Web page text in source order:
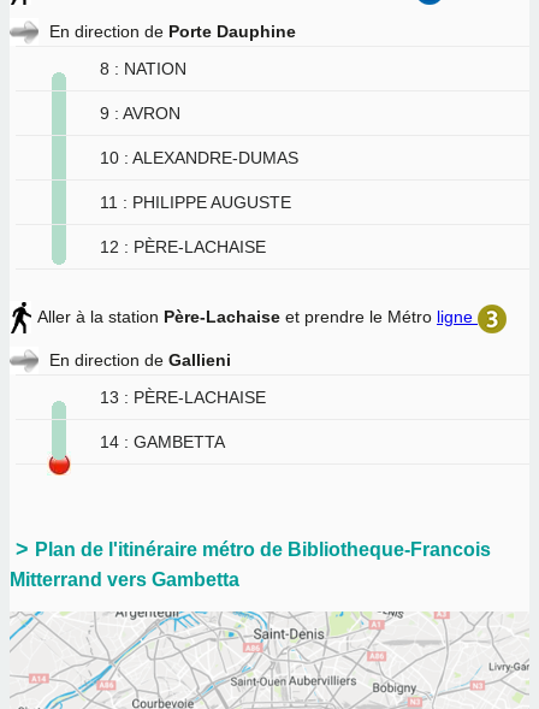
En direction de Porte Dauphine
8 : NATION
9 : AVRON
10 : ALEXANDRE-DUMAS
11 : PHILIPPE AUGUSTE
12 : PÈRE-LACHAISE
Aller à la station Père-Lachaise et prendre le Métro ligne
En direction de Gallieni
13 : PÈRE-LACHAISE
14 : GAMBETTA
Plan de l'itinéraire métro de Bibliotheque-Francois
Mitterrand vers Gambetta